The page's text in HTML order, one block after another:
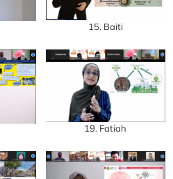
15. Baiti
19. Fatiah